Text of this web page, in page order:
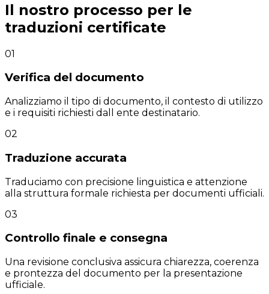
Il nostro processo per le
traduzioni certificate
01
Verifica del documento
Analizziamo il tipo di documento, il contesto di utilizzo
e i requisiti richiesti dall ente destinatario.
02
Traduzione accurata
Traduciamo con precisione linguistica e attenzione
alla struttura formale richiesta per documenti ufficiali.
03
Controllo finale e consegna
Una revisione conclusiva assicura chiarezza, coerenza
e prontezza del documento per la presentazione
ufficiale.